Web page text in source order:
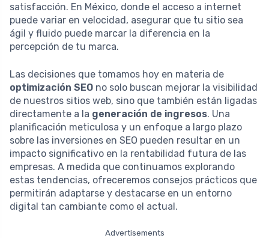
satisfacción. En México, donde el acceso a internet
puede variar en velocidad, asegurar que tu sitio sea
ágil y fluido puede marcar la diferencia en la
percepción de tu marca.
Las decisiones que tomamos hoy en materia de
optimización SEO no solo buscan mejorar la visibilidad
de nuestros sitios web, sino que también están ligadas
directamente a la generación de ingresos. Una
planificación meticulosa y un enfoque a largo plazo
sobre las inversiones en SEO pueden resultar en un
impacto significativo en la rentabilidad futura de las
empresas. A medida que continuamos explorando
estas tendencias, ofreceremos consejos prácticos que
permitirán adaptarse y destacarse en un entorno
digital tan cambiante como el actual.
Advertisements